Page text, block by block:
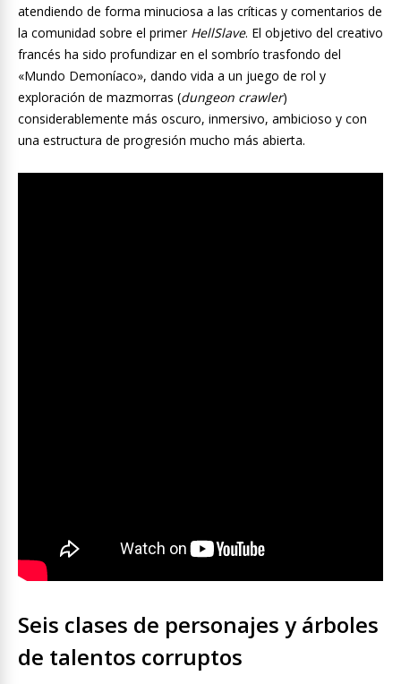
atendiendo de forma minuciosa a las críticas y comentarios de
la comunidad sobre el primer HellSlave. El objetivo del creativo
francés ha sido profundizar en el sombrío trasfondo del
«Mundo Demoníaco», dando vida a un juego de rol y
exploración de mazmorras (dungeon crawler)
considerablemente más oscuro, inmersivo, ambicioso y con
una estructura de progresión mucho más abierta.
Seis clases de personajes y árboles
de talentos corruptos